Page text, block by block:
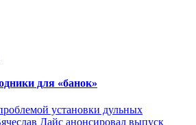
для «банок»
установки дульных
Дайс анонсировал выпуск